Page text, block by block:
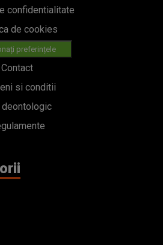
confidentialitate
de cookies
preferințele
Contact
si conditii
deontologic